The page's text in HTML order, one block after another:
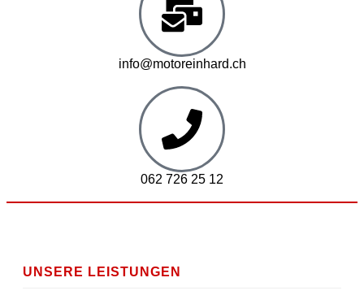
info@motoreinhard.ch
062 726 25 12
UNSERE LEISTUNGEN